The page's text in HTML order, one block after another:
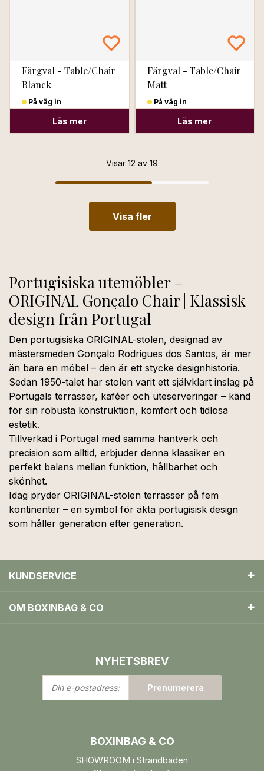
Färgval - Table/Chair
Blanck
På väg in
Läs mer
Färgval - Table/Chair
Matt
På väg in
Läs mer
Visar 12 av 19
Visa fler
Portugisiska utemöbler –
ORIGINAL Gonçalo Chair | Klassisk
design från Portugal
Den portugisiska ORIGINAL-stolen, designad av
mästersmeden Gonçalo Rodrigues dos Santos, är mer
än bara en möbel – den är ett stycke designhistoria.
Sedan 1950-talet har stolen varit ett självklart inslag på
Portugals terrasser, kaféer och uteserveringar – känd
för sin robusta konstruktion, komfort och tidlösa
estetik.
Tillverkad i Portugal med samma hantverk och
precision som alltid, erbjuder denna klassiker en
perfekt balans mellan funktion, hållbarhet och
skönhet.
Idag pryder ORIGINAL-stolen terrasser på fem
kontinenter – en symbol för äkta portugisisk design
som håller generation efter generation.
KUNDSERVICE
OM BOXINBAG & CO
NYHETSBREV
Din
e-
Prenumerera
BOXINBAG & CO
SHOWROOM i Strandbaden